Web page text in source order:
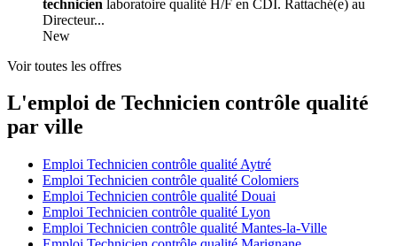
technicien laboratoire qualité H/F en CDI. Rattaché(e) au
Directeur...
New
Voir toutes les offres
L'emploi de Technicien contrôle qualité
par ville
Emploi Technicien contrôle qualité Aytré
Emploi Technicien contrôle qualité Colomiers
Emploi Technicien contrôle qualité Douai
Emploi Technicien contrôle qualité Lyon
Emploi Technicien contrôle qualité Mantes-la-Ville